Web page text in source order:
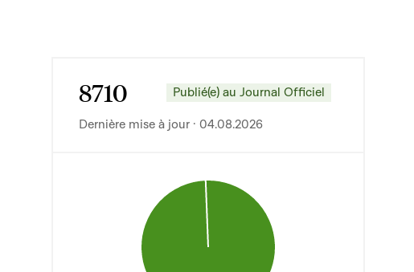
8710 Publié(e) au Journal Officiel
Dernière mise à jour · 04.08.2026